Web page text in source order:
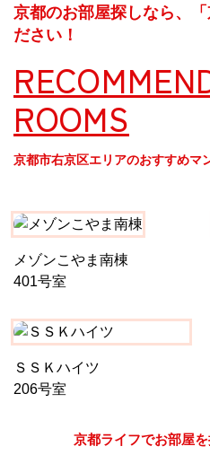
京都のお部屋探しなら、
ださい！
ROOMS
京都市右京区エリアのおすすめマ
メゾンこやま南棟
401号室
ＳＳＫハイツ
206号室
京都ライフでお部屋